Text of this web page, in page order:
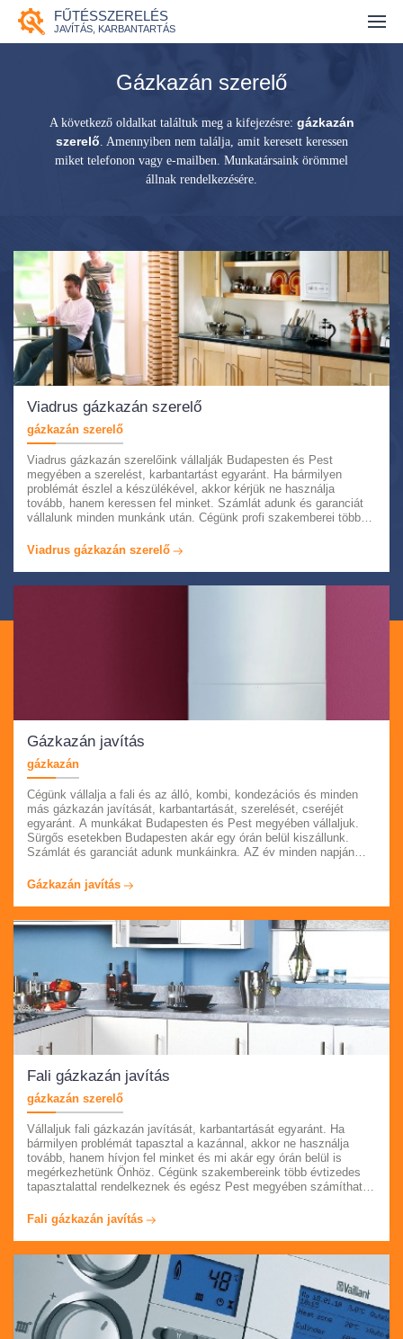
FŰTÉSSZERELÉS
JAVÍTÁS, KARBANTARTÁS
Fűtésszerelés
Vízszerelés
gázkazán szerelő
A következő oldalkat találtuk meg a kifejezésre: gázkazán
szerelő. Amennyiben nem találja, amit keresett keressen
miket telefonon vagy e-mailben. Munkatársaink örömmel
állnak rendelkezésére.
Viadrus gázkazán szerelő
gázkazán szerelő
Viadrus gázkazán szerelőink vállalják Budapesten és Pest
megyében a szerelést, karbantartást egyaránt. Ha bármilyen
problémát észlel a készülékével, akkor kérjük ne használja
tovább, hanem keressen fel minket. Számlát adunk és garanciát
vállalunk minden munkánk után. Cégünk profi szakemberei több
azonnali kiszállással állnak rendelkezésére. Minőségi
alkatrészekkel dolgozunk, kedvező áron. Keressen minket
bizalommal.
Viadrus gázkazán szerelő
Gázkazán javítás
gázkazán
Cégünk vállalja a fali és az álló, kombi, kondezációs és minden
más gázkazán javítását, karbantartását, szerelését, cseréjét
egyaránt. A munkákat Budapesten és Pest megyében vállaljuk.
Sürgős esetekben Budapesten akár egy órán belül kiszállunk.
Számlát és garanciát adunk munkáinkra. AZ év minden napján
vállalják gázkazán javítását. Látogasson el oldalunkra és
informálódjon szolgáltatásaikról.
Gázkazán javítás
Fali gázkazán javítás
gázkazán szerelő
Vállaljuk fali gázkazán javítását, karbantartását egyaránt. Ha
bármilyen problémát tapasztal a kazánnal, akkor ne használja
tovább, hanem hívjon fel minket és mi akár egy órán belül is
megérkezhetünk Önhöz. Cégünk szakembereink több évtizedes
tapasztalattal rendelkeznek és egész Pest megyében számíthat,
elérhetők vagyunk. Minőségi alkatrészekkel, márkafüggetlenül
dolgozunk, számlát és garanciát adunk munkáinkra. Keressen
bizalommal
Fali gázkazán javítás